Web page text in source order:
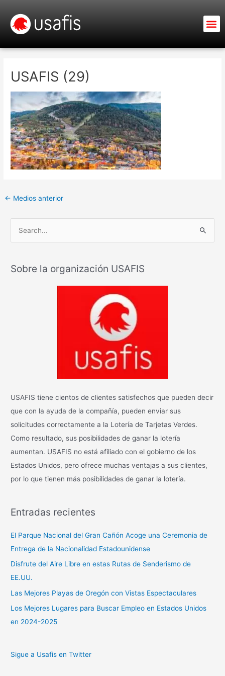
contenido
USAFIS (29)
← Medios anterior
c
Sobre la organización USAFIS
USAFIS tiene cientos de clientes satisfechos que pueden decir
que con la ayuda de la compañía, pueden enviar sus
solicitudes correctamente a la Lotería de Tarjetas Verdes.
Como resultado, sus posibilidades de ganar la lotería
aumentan. USAFIS no está afiliado con el gobierno de los
Estados Unidos, pero ofrece muchas ventajas a sus clientes,
por lo que tienen más posibilidades de ganar la lotería.
Entradas recientes
El Parque Nacional del Gran Cañón Acoge una Ceremonia de
Entrega de la Nacionalidad Estadounidense
Disfrute del Aire Libre en estas Rutas de Senderismo de
EE.UU.
Las Mejores Playas de Oregón con Vistas Espectaculares
Los Mejores Lugares para Buscar Empleo en Estados Unidos
en 2024-2025
Sigue a Usafis en Twitter